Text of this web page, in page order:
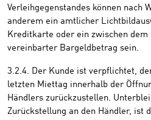
Verleihgegenstandes können nach
anderem ein amtlicher
Kreditkarte oder ein zwischen dem
vereinbarter Bargeldbetrag sein.
3.2.4. Der Kunde ist verpflichtet,
letzten Miettag innerhalb der
Händlers zurückzustellen.
Zurückstellung an den Händler, ist